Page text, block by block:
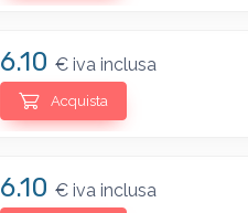
6.10 € iva inclusa
Acquista
6.10 € iva inclusa